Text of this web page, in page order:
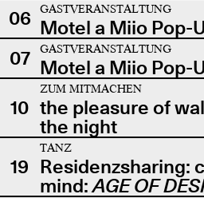
06
GASTVERANSTALTUNG
Motel a Miio Pop-
07
GASTVERANSTALTUNG
Motel a Miio Pop-
10
ZUM MITMACHEN
the pleasure of
the night
19
TANZ
Residenzsharing:
mind:AGE OF